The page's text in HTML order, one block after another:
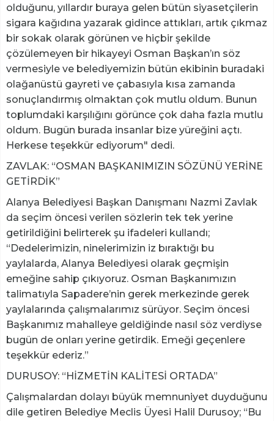
olduğunu, yıllardır buraya gelen bütün siyasetçilerin
sigara kağıdına yazarak gidince attıkları, artık çıkmaz
bir sokak olarak görünen ve hiçbir şekilde
çözülemeyen bir hikayeyi Osman Başkan’ın söz
vermesiyle ve belediyemizin bütün ekibinin buradaki
olağanüstü gayreti ve çabasıyla kısa zamanda
sonuçlandırmış olmaktan çok mutlu oldum. Bunun
toplumdaki karşılığını görünce çok daha fazla mutlu
oldum. Bugün burada insanlar bize yüreğini açtı.
Herkese teşekkür ediyorum" dedi.
ZAVLAK: “OSMAN BAŞKANIMIZIN SÖZÜNÜ YERİNE
GETİRDİK”
Alanya Belediyesi Başkan Danışmanı Nazmi Zavlak
da seçim öncesi verilen sözlerin tek tek yerine
getirildiğini belirterek şu ifadeleri kullandı;
“Dedelerimizin, ninelerimizin iz bıraktığı bu
yaylalarda, Alanya Belediyesi olarak geçmişin
emeğine sahip çıkıyoruz. Osman Başkanımızın
talimatıyla Sapadere’nin gerek merkezinde gerek
yaylalarında çalışmalarımız sürüyor. Seçim öncesi
Başkanımız mahalleye geldiğinde nasıl söz verdiyse
bugün de onları yerine getirdik. Emeği geçenlere
teşekkür ederiz.”
DURUSOY: “HİZMETİN KALİTESİ ORTADA”
Çalışmalardan dolayı büyük memnuniyet duyduğunu
dile getiren Belediye Meclis Üyesi Halil Durusoy; “Bu